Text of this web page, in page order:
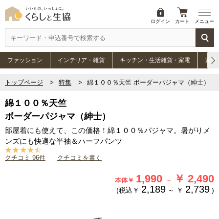
ログイン カート メニュー
ファッション インテリア・雑貨 キッチン・生活雑貨・家電 家具
トップページ 特集 綿１００％天竺 ボーダーパジャマ（紳士）
綿１００％天竺
ボーダーパジャマ（紳士）
部屋着にも使えて、この価格！綿１００％パジャマ。暑がりメ
ンズにも快適な半袖＆ハーフパンツ
クチコミ 96件 クチコミを書く
本体￥ 1,990 ～ ￥ 2,490
(税込￥ 2,189 ～ ￥ 2,739 )